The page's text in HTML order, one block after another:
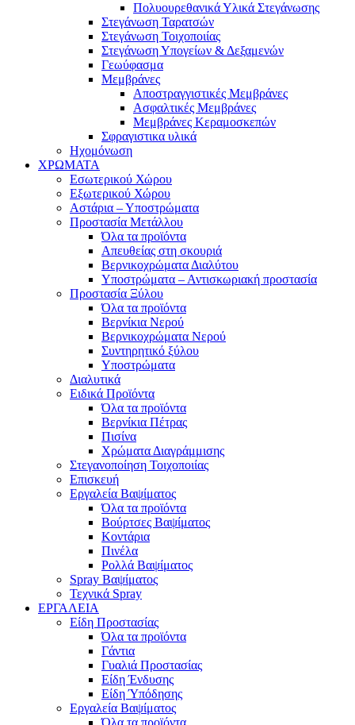
Πολυουρεθανικά Υλικά Στεγάνωσης
Στεγάνωση Ταρατσών
Στεγάνωση Τοιχοποιίας
Στεγάνωση Υπογείων & Δεξαμενών
Γεωύφασμα
Μεμβράνες
Αποστραγγιστικές Μεμβράνες
Ασφαλτικές Μεμβράνες
Μεμβράνες Κεραμοσκεπών
Σφραγιστικα υλικά
Ηχομόνωση
ΧΡΩΜΑΤΑ
Εσωτερικού Χώρου
Εξωτερικού Χώρου
Αστάρια – Υποστρώματα
Προστασία Μετάλλου
Όλα τα προϊόντα
Απευθείας στη σκουριά
Βερνικοχρώματα Διαλύτου
Υποστρώματα – Αντισκωριακή προστασία
Προστασία Ξύλου
Όλα τα προϊόντα
Βερνίκια Νερού
Βερνικοχρώματα Νερού
Συντηρητικό ξύλου
Υποστρώματα
Διαλυτικά
Ειδικά Προϊόντα
Όλα τα προϊόντα
Βερνίκια Πέτρας
Πισίνα
Χρώματα Διαγράμμισης
Στεγανοποίηση Τοιχοποιίας
Επισκευή
Εργαλεία Βαψίματος
Όλα τα προϊόντα
Βούρτσες Βαψίματος
Κοντάρια
Πινέλα
Ρολλά Βαψίματος
Spray Βαψίματος
Τεχνικά Spray
ΕΡΓΑΛΕΙΑ
Είδη Προστασίας
Όλα τα προϊόντα
Γάντια
Γυαλιά Προστασίας
Είδη Ένδυσης
Είδη Ύπόδησης
Εργαλεία Βαψίματος
Όλα τα προϊόντα